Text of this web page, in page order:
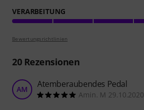
VERARBEITUNG
Bewertungsrichtlinien
20Rezensionen
AM Atemberaubendes Pedal
Amin. M 29.10.2020